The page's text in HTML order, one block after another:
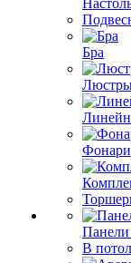
Бра
Фонари
Панели
В